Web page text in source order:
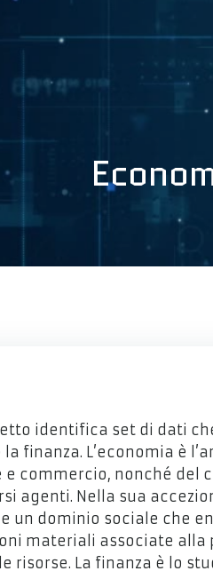
identifica set di dati
la finanza. L’economia è
commercio, nonché del
agenti. Nella sua
un dominio sociale che
materiali associate alla
risorse. La finanza è lo